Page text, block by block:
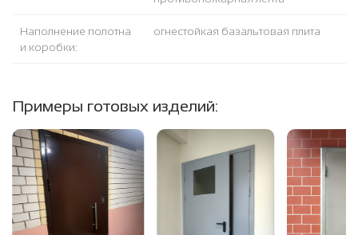
Наполнение полотна
и коробки:
огнестойкая базальтовая плита
Примеры готовых изделий: